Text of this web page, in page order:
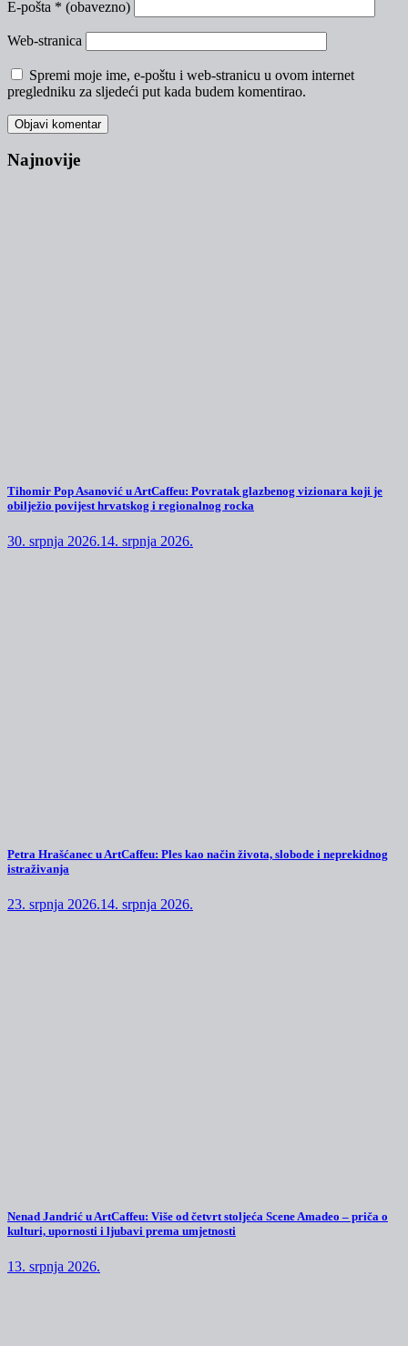
E-pošta * (obavezno)
Web-stranica
Spremi moje ime, e-poštu i web-stranicu u ovom internet
pregledniku za sljedeći put kada budem komentirao.
Najnovije
Tihomir Pop Asanović u ArtCaffeu: Povratak glazbenog vizionara koji je
obilježio povijest hrvatskog i regionalnog rocka
30. srpnja 2026.14. srpnja 2026.
Petra Hrašćanec u ArtCaffeu: Ples kao način života, slobode i neprekidnog
istraživanja
23. srpnja 2026.14. srpnja 2026.
Nenad Jandrić u ArtCaffeu: Više od četvrt stoljeća Scene Amadeo – priča o
kulturi, upornosti i ljubavi prema umjetnosti
13. srpnja 2026.